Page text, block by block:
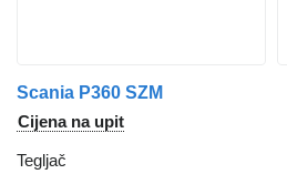
Scania P360 SZM
Cijena na upit
Tegljač